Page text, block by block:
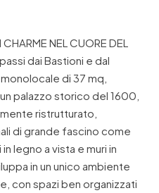
NEL CUORE DEL
dai Bastioni e dal
di 37 mq,
palazzo storico del 1600,
ristrutturato,
di grande fascino come
legno a vista e muri in
in un unico ambiente
con spazi ben organizzati